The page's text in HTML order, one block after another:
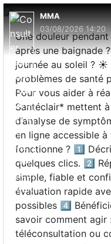
MMA
03/08/2026 14:20
Une douleur
après une baignade
journée au soleil ? ☀️
problèmes de santé
Pour vous aider à
Santéclair* mettent
d’analyse de
en ligne accessible
fonctionne ? 1️⃣
quelques clics. 2️⃣
simple, fiable et
évaluation rapide
possibles 4️⃣
savoir comment agir
téléconsultation ou